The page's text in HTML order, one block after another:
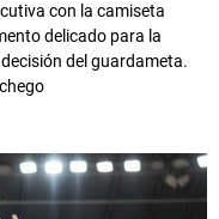
con la camiseta
delicado para la
del guardameta.